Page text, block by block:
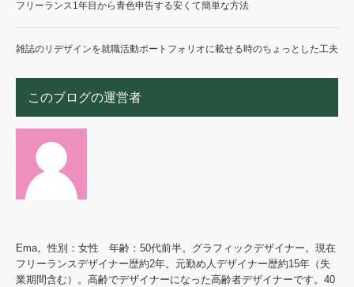
フリーランス1年目から青色申告する安くて簡単な方法
雑誌のリデザインを就職活動ポートフォリオに載せる時のちょっとした工夫
このブログの運営者
Ema。性別：女性 年齢：50代前半。グラフィックデザイナー。現在
フリーランスデザイナー歴約2年。元勤め人デザイナー歴約15年（失
業期間含む）。高齢でデザイナーになった高齢者デザイナーです。40